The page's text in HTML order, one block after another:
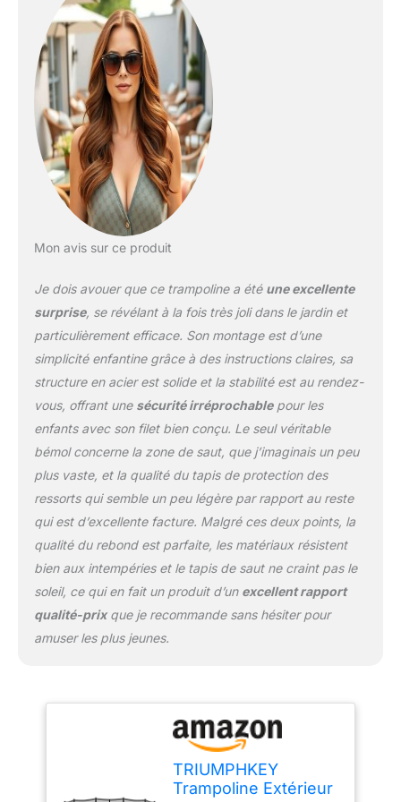
intempestives. Les
bordures et la barre du filet
sont rembourrées de
mousse EPE (14 mm) pour
absorber les chocs, même
en cas de mouvement
brusque. [Structure ultra-
solide et durable] Grâce à
ses 6 pieds en acier
galvanisé épais (35 mm) et
sa conception en "U", ce
trampoline reste stable
saut en polyéthylène (270
g/m²) supportent jusqu’à
150 kg, pour des années
d’utilisation sans risque.
[Qualité professionnelle,
plaisir garanti] Avec ses 84
ressorts en acier galvanisé
et ses crochets en spirale,
chaque rebond est à la fois
puissant et contrôlé. Le
tapis en polypropylène
résistant aux UV assure
une excellente élasticité
aux intempéries. Idéal pour
des heures de jeu en plein
air ! [Montage simple et
rapide] Tout est inclus
effort. Comptez environ 2
heures à deux adultes –
vos enfants n’auront pas à
patienter longtemps avant
de s’amuser ! [Livraison et
service après-vente] Votre
Mon avis sur ce produit
Je dois avouer que ce trampoline a été une excellente
surprise, se révélant à la fois très joli dans le jardin et
particulièrement efficace. Son montage est d’une
simplicité enfantine grâce à des instructions claires, sa
structure en acier est solide et la stabilité est au rendez-
vous, offrant une sécurité irréprochablepour les
enfants avec son filet bien conçu. Le seul véritable
bémol concerne la zone de saut, que j’imaginais un peu
plus vaste, et la qualité du tapis de protection des
ressorts qui semble un peu légère par rapport au reste
qui est d’excellente facture. Malgré ces deux points, la
qualité du rebond est parfaite, les matériaux résistent
bien aux intempéries et le tapis de saut ne craint pas le
soleil, ce qui en fait un produit d’un excellent rapport
qualité-prixque je recommande sans hésiter pour
amuser les plus jeunes.
TRIUMPHKEY
Trampoline Extérieur